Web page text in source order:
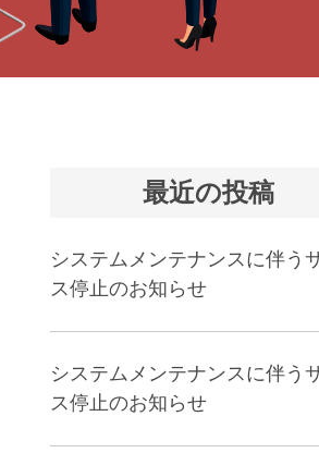
最近の投稿
システムメンテナンスに伴う
ス停止のお知らせ
システムメンテナンスに伴う
ス停止のお知らせ